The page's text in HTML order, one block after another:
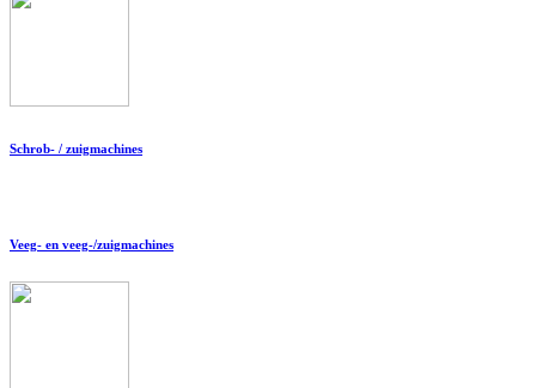
Schrob- / zuigmachines
Veeg- en veeg-/zuigmachines